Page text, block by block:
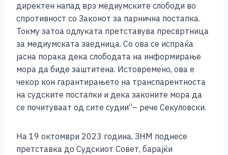
директен напад врз медиумските слободи во
спротивност со Законот за парнична постапка.
Токму затоа одлуката претставува пресвртница
за медиумската заедница. Со ова се испраќа
јасна порака дека слободата на информирање
мора да биде заштитена. Истовремено, ова е
чекор кон гарантирањето на транспарентноста
на судските постапки и дека законите мора да
се почитуваат од сите судии“– рече Секуловски.
На 19 октомври 2023 година, ЗНМ поднесе
претставка до Судскиот Совет, барајќи